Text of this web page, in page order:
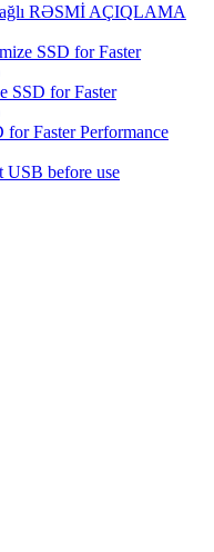
RƏSMİ AÇIQLAMA
SSD for Faster
SSD for Faster
Faster Performance
USB before use